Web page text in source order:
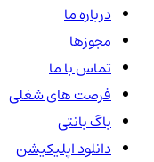
درباره ما
مجوزها
تماس با ما
فرصت های شغلی
باگ بانتی
دانلود اپلیکیشن